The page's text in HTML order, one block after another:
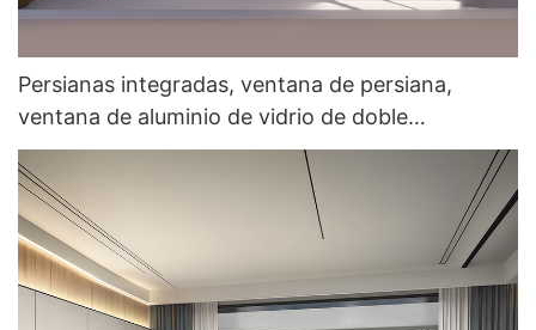
Persianas integradas, ventana de persiana,
ventana de aluminio de vidrio de doble
acristalamiento